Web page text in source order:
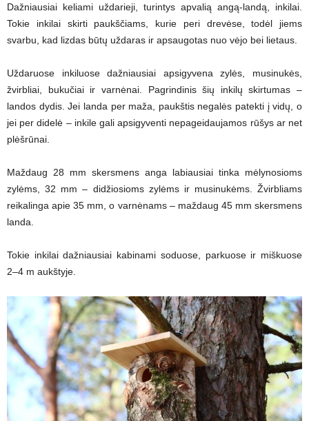
Dažniausiai keliami uždarieji, turintys apvalią angą-landą, inkilai.
Tokie inkilai skirti paukščiams, kurie peri drevėse, todėl jiems
svarbu, kad lizdas būtų uždaras ir apsaugotas nuo vėjo bei lietaus.
Uždaruose inkiluose dažniausiai apsigyvena zylės, musinukės,
žvirbliai, bukučiai ir varnėnai. Pagrindinis šių inkilų skirtumas –
landos dydis. Jei landa per maža, paukštis negalės patekti į vidų, o
jei per didelė – inkile gali apsigyventi nepageidaujamos rūšys ar net
plėšrūnai.
Maždaug 28 mm skersmens anga labiausiai tinka mėlynosioms
zylėms, 32 mm – didžiosioms zylėms ir musinukėms. Žvirbliams
reikalinga apie 35 mm, o varnėnams – maždaug 45 mm skersmens
landa.
Tokie inkilai dažniausiai kabinami soduose, parkuose ir miškuose
2–4 m aukštyje.